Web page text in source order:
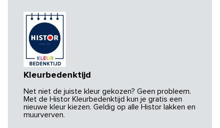
Kleurbedenktijd
Net niet de juiste kleur gekozen? Geen probleem.
Met de Histor Kleurbedenktijd kun je gratis een
nieuwe kleur kiezen. Geldig op alle Histor lakken en
muurverven.